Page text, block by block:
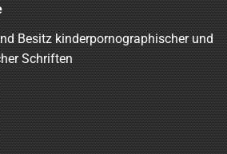
Besitz kinderpornographischer und
Schriften